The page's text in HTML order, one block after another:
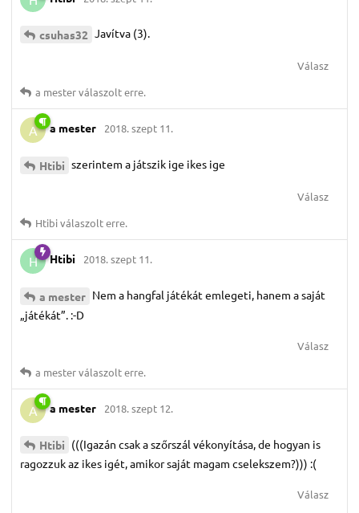
csuhas32 Javítva (3).
Válasz
a mesterválaszolt erre.
A a mester 2018. szept 11.
Htibi szerintem a játszik ige ikes ige
Válasz
Htibiválaszolt erre.
H Htibi 2018. szept 11.
a mester Nem a hangfal játékát emlegeti, hanem a saját
„játékát”. :-D
Válasz
a mesterválaszolt erre.
A a mester 2018. szept 12.
Htibi (((Igazán csak a szőrszál vékonyítása, de hogyan is
ragozzuk az ikes igét, amikor saját magam cselekszem?))) :(
Válasz